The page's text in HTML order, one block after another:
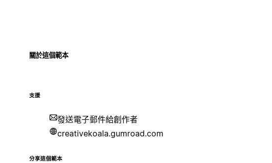
關於這個範本
支援
發送電子郵件給創作者
creativekoala.gumroad.com
分享這個範本